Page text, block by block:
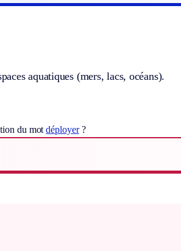
aquatiques (mers, lacs, océans).
du motdéployer?